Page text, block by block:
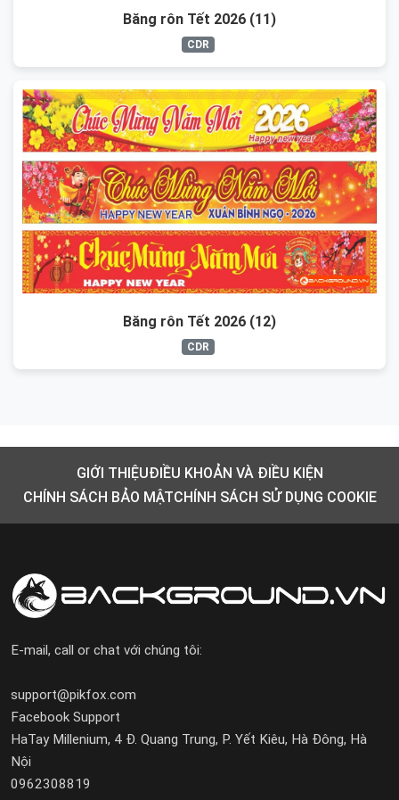
Băng rôn Tết 2026 (11)
CDR
Băng rôn Tết 2026 (12)
CDR
GIỚI THIỆUĐIỀU KHOẢN VÀ ĐIỀU KIỆN
CHÍNH SÁCH BẢO MẬTCHÍNH SÁCH SỬ DỤNG COOKIE
E-mail, call or chat với chúng tôi:
support@pikfox.com
Facebook Support
HaTay Millenium, 4 Đ. Quang Trung, P. Yết Kiêu, Hà Đông, Hà
Nội
0962308819